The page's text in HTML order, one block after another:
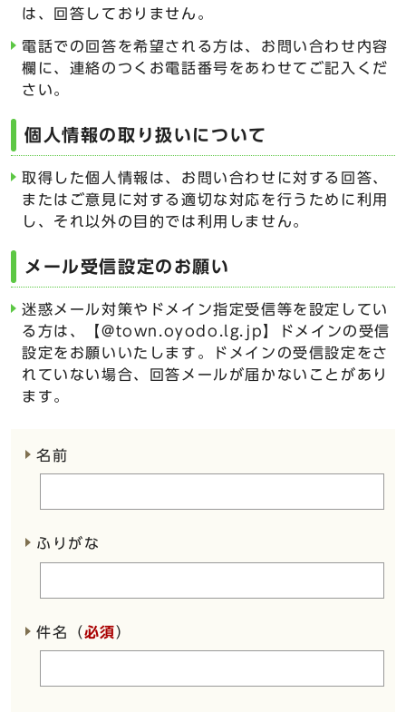
は、回答しておりません。
電話での回答を希望される方は、お問い合わせ内容
欄に、連絡のつくお電話番号をあわせてご記入くだ
さい。
個人情報の取り扱いについて
取得した個人情報は、お問い合わせに対する回答、
またはご意見に対する適切な対応を行うために利用
し、それ以外の目的では利用しません。
メール受信設定のお願い
迷惑メール対策やドメイン指定受信等を設定してい
る方は、【@town.oyodo.lg.jp】ドメインの受信
設定をお願いいたします。ドメインの受信設定をさ
れていない場合、回答メールが届かないことがあり
ます。
名前
ふりがな
件名（必須）